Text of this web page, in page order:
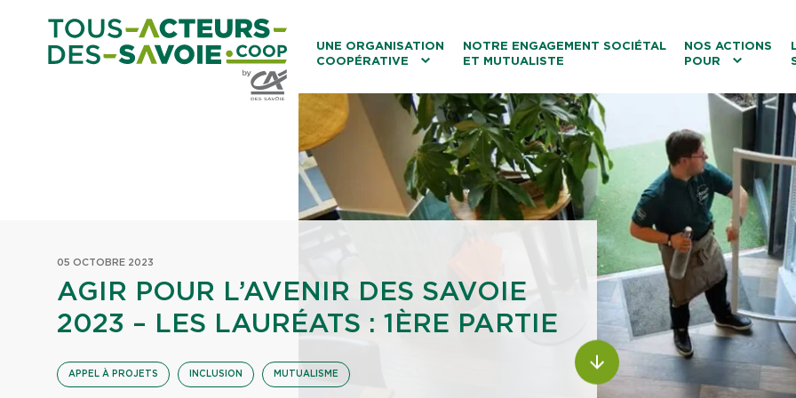
UNE ORGANISATION
COOPÉRATIVE
Caisses Locales
NOTRE ENGAGEMENT SOCIÉTAL
ET MUTUALISTE
NOS ACTIONS
POUR
Le tourisme
Les transitions
La biodiversité
Les associations
05 OCTOBRE 2023
AGIR POUR L’AVENIR DES SAVOIE
2023 – LES LAURÉATS : 1ÈRE PARTIE
APPEL À PROJETS INCLUSION MUTUALISME
ALLER AU CONTENU